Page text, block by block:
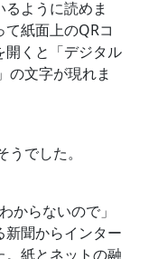
ように読めま
紙面上のQRコ
開くと「デジタル
の文字が現れま
でした。
からないので」
新聞からインター
。紙とネットの融